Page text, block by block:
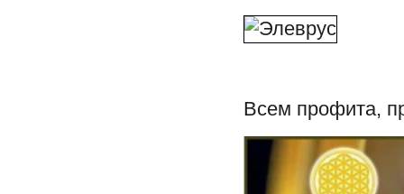
Всем профита,